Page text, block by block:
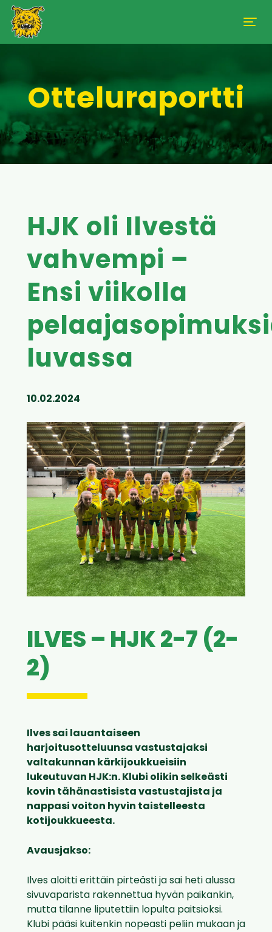
Otteluraportti
HJK oli Ilvestä
vahvempi –
Ensi viikolla
luvassa
10.02.2024
ILVES – HJK 2-7 (2-
2)
Ilves sai lauantaiseen
harjoitusotteluunsa vastustajaksi
valtakunnan kärkijoukkueisiin
lukeutuvan HJK:n. Klubi olikin selkeästi
kovin tähänastisista vastustajista ja
nappasi voiton hyvin taistelleesta
kotijoukkueesta.
Avausjakso:
Ilves aloitti erittäin pirteästi ja sai heti alussa
sivuvaparista rakennettua hyvän paikankin,
mutta tilanne liputettiin lopulta paitsioksi.
Klubi pääsi kuitenkin nopeasti peliin mukaan ja